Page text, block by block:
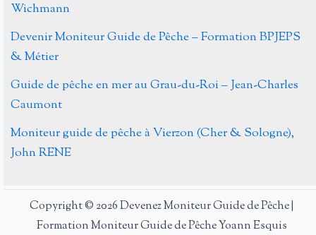
Wichmann
Devenir Moniteur Guide de Pêche – Formation BPJEPS
& Métier
Guide de pêche en mer au Grau-du-Roi – Jean-Charles
Caumont
Moniteur guide de pêche à Vierzon (Cher & Sologne),
John RENE
Copyright © 2026 Devenez Moniteur Guide de Pêche |
Formation Moniteur Guide de Pêche Yoann Esquis